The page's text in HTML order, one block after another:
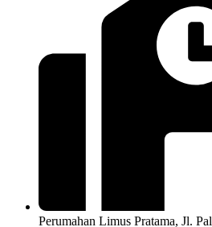
Perumahan Limus Pratama, Jl.